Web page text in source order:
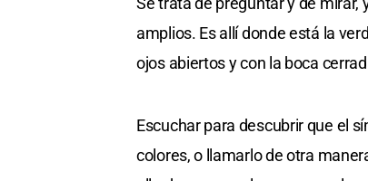
amplios. Es allí donde está la
ojos abiertos y con la boca
Escuchar para descubrir que el
colores, o llamarlo de otra